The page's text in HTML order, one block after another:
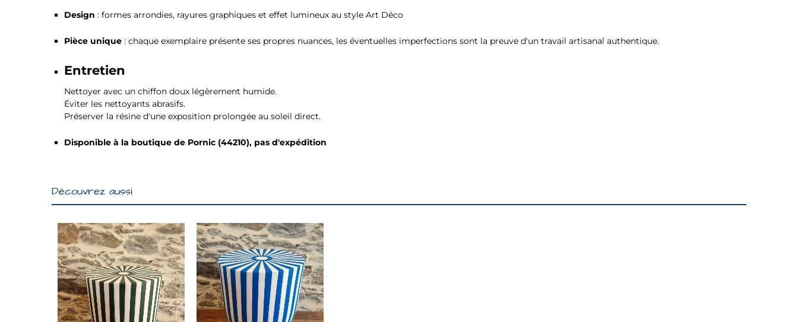
Design : formes arrondies, rayures graphiques et effet lumineux au style Art Déco
Pièce unique : chaque exemplaire présente ses propres nuances, les éventuelles imperfections sont la preuve d'un travail artisanal authentique.
Entretien
Nettoyer avec un chiffon doux légèrement humide.
Éviter les nettoyants abrasifs.
Préserver la résine d'une exposition prolongée au soleil direct.
Disponible à la boutique de Pornic (44210), pas d'expédition
Découvrez aussi